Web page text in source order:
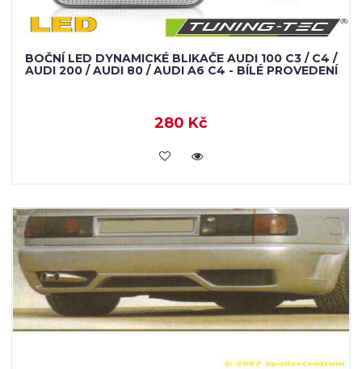
BOČNÍ LED DYNAMICKÉ BLIKAČE AUDI 100 C3 / C4 /
AUDI 200 / AUDI 80 / AUDI A6 C4 - BÍLÉ PROVEDENÍ
280 Kč
KOUPIT